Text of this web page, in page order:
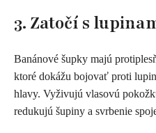
3. Zatočí s
Banánové šupky majú
ktoré dokážu bojovať proti
hlavy. Vyživujú vlasovú
redukujú šupiny a svrbenie